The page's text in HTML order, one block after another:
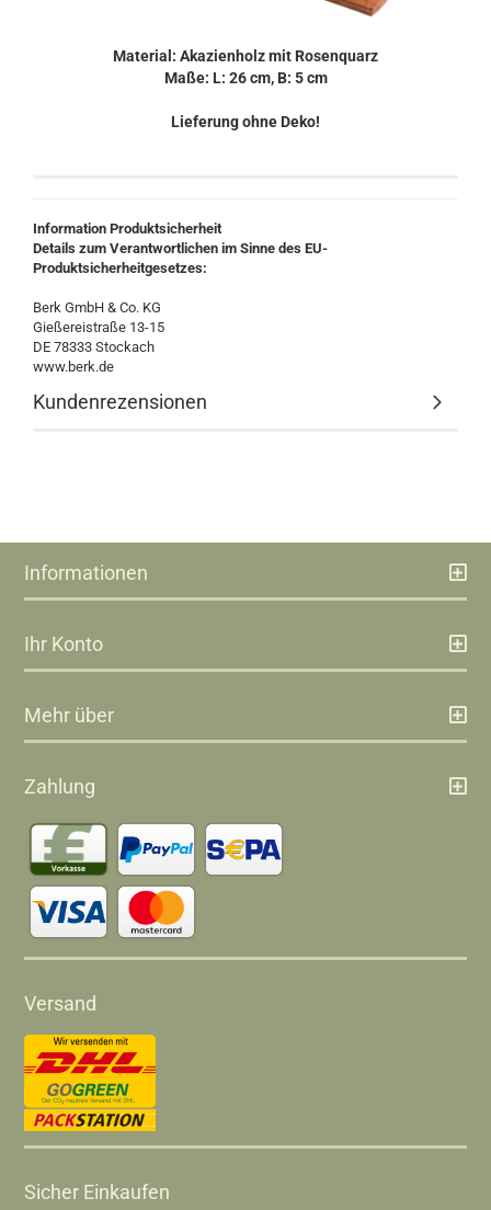
Material: Akazienholz mit Rosenquarz
Maße: L: 26 cm, B: 5 cm
Lieferung ohne Deko!
Information Produktsicherheit
Details zum Verantwortlichen im Sinne des EU-
Produktsicherheitgesetzes:
Berk GmbH & Co. KG
Gießereistraße 13-15
DE 78333 Stockach
www.berk.de
Kundenrezensionen
Informationen
Ihr Konto
Mehr über
Zahlung
Versand
Sicher Einkaufen